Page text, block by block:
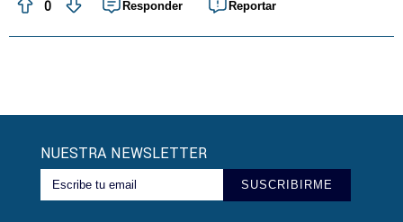
0
Responder Reportar
NUESTRA NEWSLETTER
SUSCRIBIRME